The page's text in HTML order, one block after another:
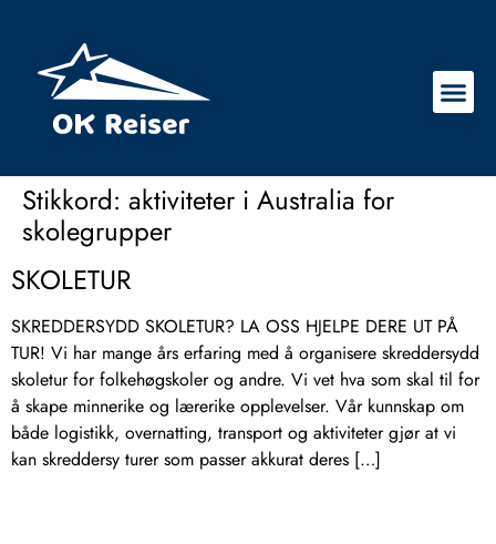
Stikkord: aktiviteter i Australia for
skolegrupper
SKOLETUR
SKREDDERSYDD SKOLETUR? LA OSS HJELPE DERE UT PÅ
TUR! Vi har mange års erfaring med å organisere skreddersydd
skoletur for folkehøgskoler og andre. Vi vet hva som skal til for
å skape minnerike og lærerike opplevelser. Vår kunnskap om
både logistikk, overnatting, transport og aktiviteter gjør at vi
kan skreddersy turer som passer akkurat deres […]